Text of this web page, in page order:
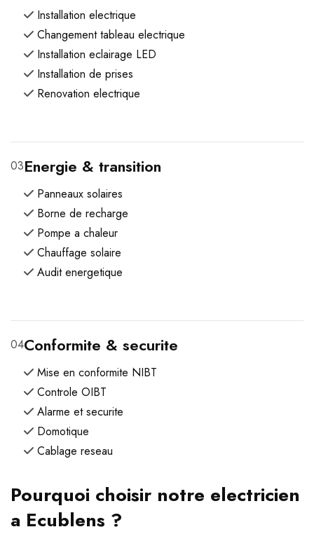
Installation electrique
Changement tableau electrique
Installation eclairage LED
Installation de prises
Renovation electrique
03Energie & transition
Panneaux solaires
Borne de recharge
Pompe a chaleur
Chauffage solaire
Audit energetique
04Conformite & securite
Mise en conformite NIBT
Controle OIBT
Alarme et securite
Domotique
Cablage reseau
Pourquoi choisir notre electricien
a Ecublens ?